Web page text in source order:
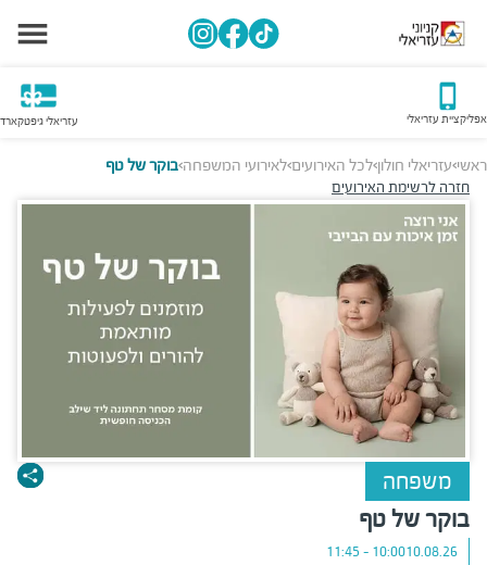
אפליקציית עזריאלי עזריאלי גיפטקארד
ראשי>עזריאלי חולון>לכל האירועים>לאירועי המשפחה>בוקר של טף
חזרה לרשימת האירועים
משפחה
בוקר של טף
10.08.26
10:00 - 11:45